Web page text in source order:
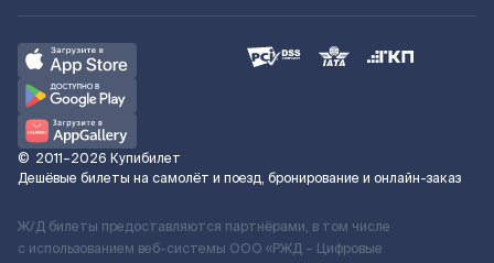
© 2011–2026 Купибилет
Дешёвые билеты на самолёт и поезд, бронирование и онлайн-заказ
Ж/Д билеты предоставляются партнёрами, в том числе
с использованием веб-системы ООО «РЖД – Цифровые